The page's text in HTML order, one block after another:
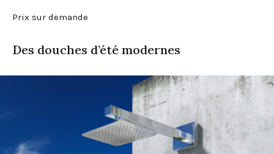
Prix sur demande
Des douches d’été modernes